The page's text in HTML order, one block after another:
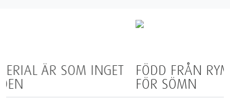
FÖDD FRÅN RYMDEN OCH PERFEKT
FÖR SÖMN